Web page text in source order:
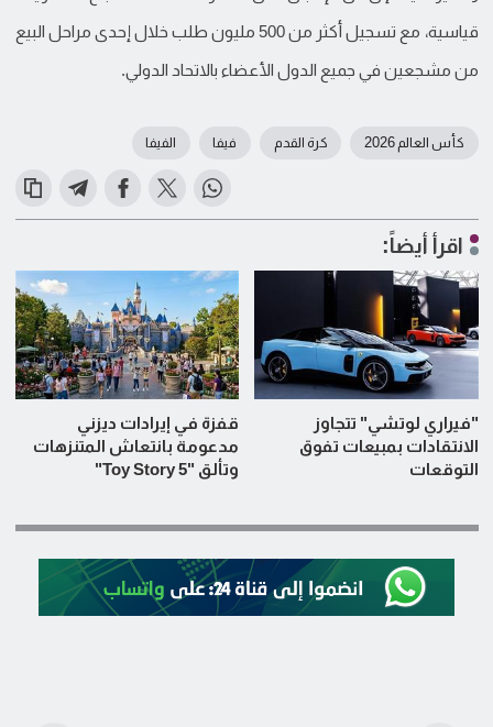
قياسية، مع تسجيل أكثر من 500 مليون طلب خلال إحدى مراحل البيع
من مشجعين في جميع الدول الأعضاء بالاتحاد الدولي.
كأس العالم 2026 كرة القدم فيفا الفيفا
اقرأ أيضاً:
"فيراري لوتشي" تتجاوز
الانتقادات بمبيعات تفوق
التوقعات
قفزة في إيرادات ديزني
مدعومة بانتعاش المتنزهات
وتألق "Toy Story 5"